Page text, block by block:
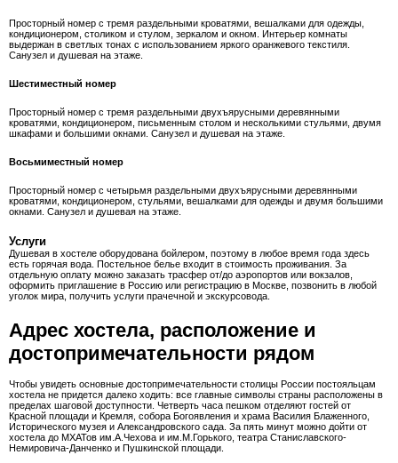
Просторный номер с тремя раздельными кроватями, вешалками для одежды,
кондиционером, столиком и стулом, зеркалом и окном. Интерьер комнаты
выдержан в светлых тонах с использованием яркого оранжевого текстиля.
Санузел и душевая на этаже.
Шестиместный номер
Просторный номер с тремя раздельными двухъярусными деревянными
кроватями, кондиционером, письменным столом и несколькими стульями, двумя
шкафами и большими окнами. Санузел и душевая на этаже.
Восьмиместный номер
Просторный номер с четырьмя раздельными двухъярусными деревянными
кроватями, кондиционером, стульями, вешалками для одежды и двумя большими
окнами. Санузел и душевая на этаже.
Услуги
Душевая в хостеле оборудована бойлером, поэтому в любое время года здесь
есть горячая вода. Постельное белье входит в стоимость проживания. За
отдельную оплату можно заказать трасфер от/до аэропортов или вокзалов,
оформить приглашение в Россию или регистрацию в Москве, позвонить в любой
уголок мира, получить услуги прачечной и экскурсовода.
Адрес хостела, расположение и
достопримечательности рядом
Чтобы увидеть основные достопримечательности столицы России постояльцам
хостела не придется далеко ходить: все главные символы страны расположены в
пределах шаговой доступности. Четверть часа пешком отделяют гостей от
Красной площади и Кремля, собора Богоявления и храма Василия Блаженного,
Исторического музея и Александровского сада. За пять минут можно дойти от
хостела до МХАТов им.А.Чехова и им.М.Горького, театра Станиславского-
Немировича-Данченко и Пушкинской площади.